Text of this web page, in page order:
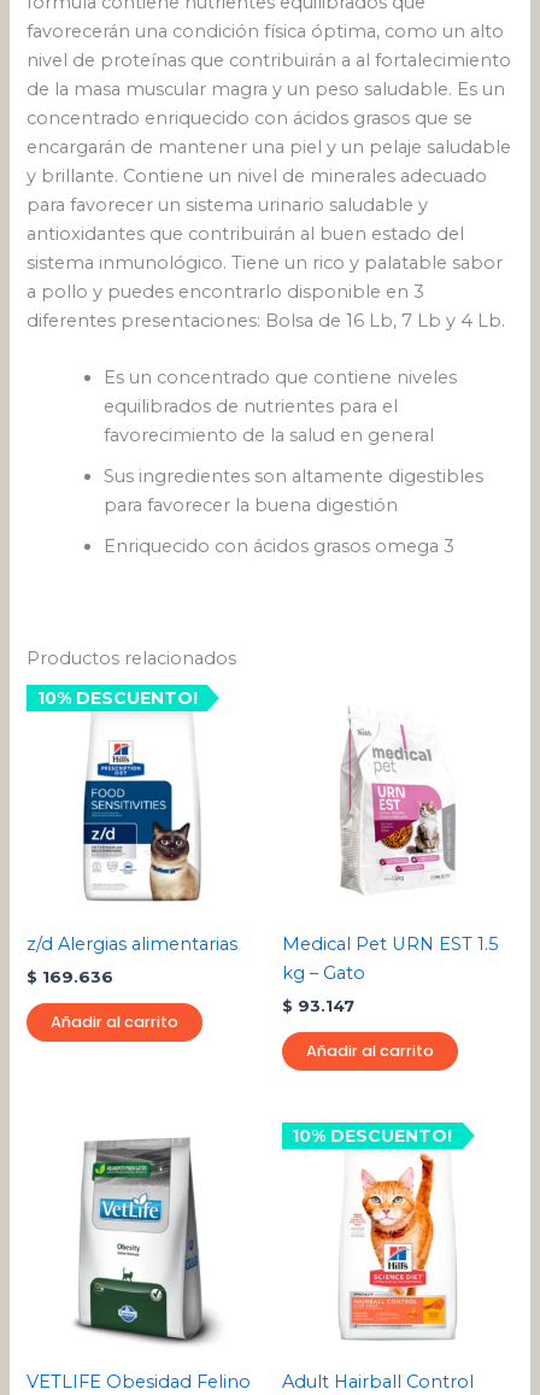
favorecerán una condición física óptima, como un alto
nivel de proteínas que contribuirán a al fortalecimiento
de la masa muscular magra y un peso saludable. Es un
concentrado enriquecido con ácidos grasos que se
encargarán de mantener una piel y un pelaje saludable
y brillante. Contiene un nivel de minerales adecuado
para favorecer un sistema urinario saludable y
antioxidantes que contribuirán al buen estado del
sistema inmunológico. Tiene un rico y palatable sabor
a pollo y puedes encontrarlo disponible en 3
diferentes presentaciones: Bolsa de 16 Lb, 7 Lb y 4 Lb.
Es un concentrado que contiene niveles
equilibrados de nutrientes para el
favorecimiento de la salud en general
Sus ingredientes son altamente digestibles
para favorecer la buena digestión
Enriquecido con ácidos grasos omega 3
Productos relacionados
10% DESCUENTO!
z/d Alergias alimentarias
$ 169.636
Añadir al carrito
Medical Pet URN EST 1.5
kg – Gato
$ 93.147
Añadir al carrito
VETLIFE Obesidad Felino
10% DESCUENTO!
Adult Hairball Control